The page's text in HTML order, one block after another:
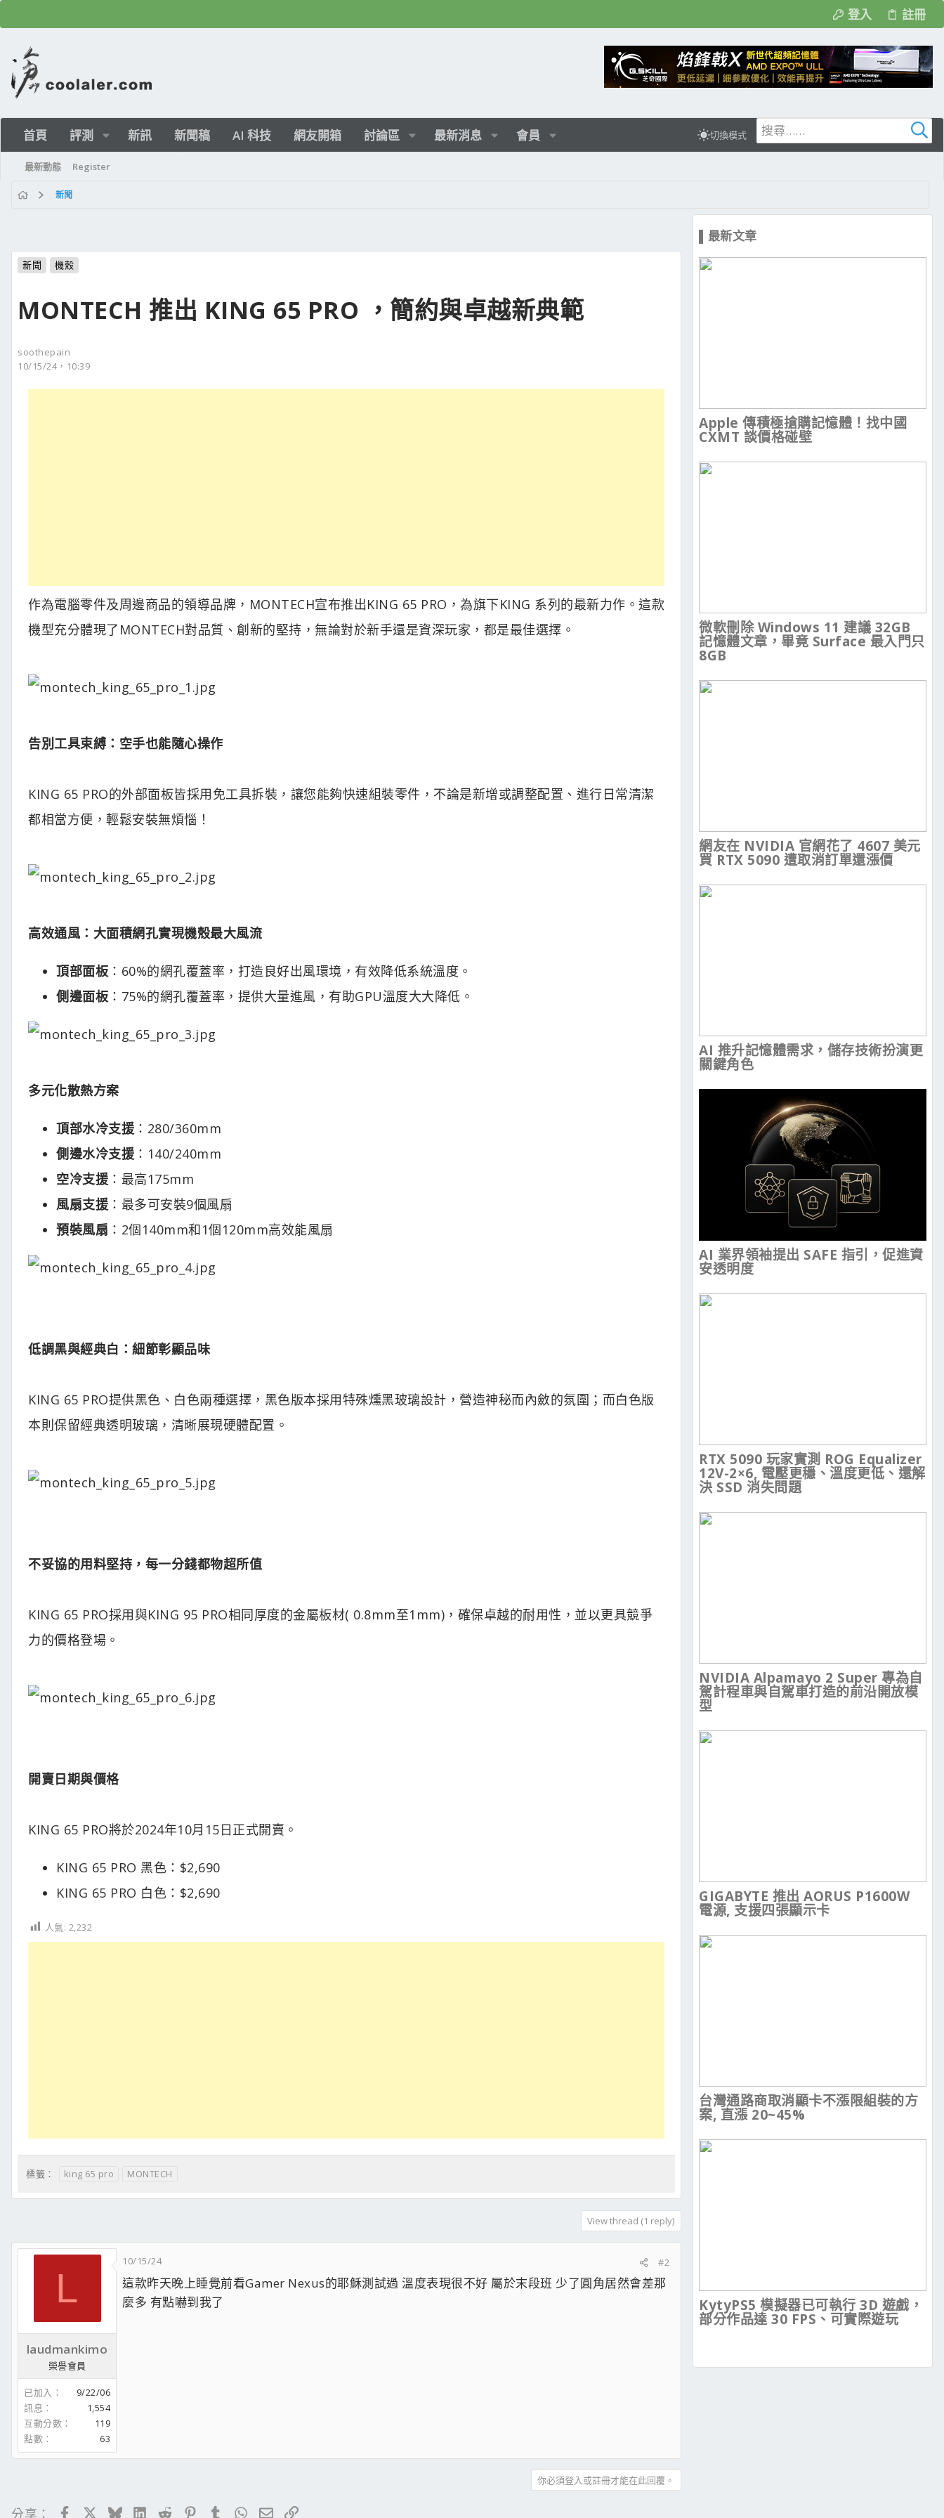
登入 註冊
首頁 評測 新訊 新聞稿 AI 科技 網友開箱 討論區 最新消息 會員 切換模式
最新動態 Register
新聞
新聞 機殼
MONTECH 推出 KING 65 PRO ，簡約與卓越新典範
soothepain
10/15/24，10:39
作為電腦零件及周邊商品的領導品牌，MONTECH宣布推出KING 65 PRO，為旗下KING 系列的最新力作。這款
機型充分體現了MONTECH對品質、創新的堅持，無論對於新手還是資深玩家，都是最佳選擇。
告別工具束縛：空手也能隨心操作
KING 65 PRO的外部面板皆採用免工具拆裝，讓您能夠快速組裝零件，不論是新增或調整配置、進行日常清潔
都相當方便，輕鬆安裝無煩惱！
高效通風：大面積網孔實現機殼最大風流
頂部面板 ：60%的網孔覆蓋率，打造良好出風環境，有效降低系統溫度。
側邊面板 ：75%的網孔覆蓋率，提供大量進風，有助GPU溫度大大降低。
多元化散熱方案
頂部水冷支援 ：280/360mm
側邊水冷支援 ：140/240mm
空冷支援 ：最高175mm
風扇支援 ：最多可安裝9個風扇
預裝風扇 ：2個140mm和1個120mm高效能風扇
低調黑與經典白：細節彰顯品味
KING 65 PRO提供黑色、白色兩種選擇，黑色版本採用特殊燻黑玻璃設計，營造神秘而內斂的氛圍；而白色版
本則保留經典透明玻璃，清晰展現硬體配置。
不妥協的用料堅持，每一分錢都物超所值
KING 65 PRO採用與KING 95 PRO相同厚度的金屬板材( 0.8mm至1mm)，確保卓越的耐用性，並以更具競爭
力的價格登場。
開賣日期與價格
KING 65 PRO將於2024年10月15日正式開賣。
KING 65 PRO 黑色：$2,690
KING 65 PRO 白色：$2,690
人氣: 2,232
標籤： king 65 pro MONTECH
View thread (1 reply)
L
laudmankimo
榮譽會員
已加入
9/22/06
訊息
1,554
互動分數
119
點數
63
10/15/24 #2
這款昨天晚上睡覺前看Gamer Nexus的耶穌測試過 溫度表現很不好 屬於末段班 少了圓角居然會差那
麼多 有點嚇到我了
你必須登入或註冊才能在此回覆。
分享： FacebookBlueskyLinkedIn
RedditPinterestTumblrWhatsApp
電子郵件
連結
▌最新文章
Apple 傳積極搶購記憶體！找中國
CXMT 談價格碰壁
微軟刪除 Windows 11 建議 32GB
記憶體文章，畢竟 Surface 最入門只
8GB
網友在 NVIDIA 官網花了 4607 美元
買 RTX 5090 遭取消訂單還漲價
AI 推升記憶體需求，儲存技術扮演更
關鍵角色
AI 業界領袖提出 SAFE 指引，促進資
安透明度
RTX 5090 玩家實測 ROG Equalizer
12V-2×6, 電壓更穩、溫度更低、還解
決 SSD 消失問題
NVIDIA Alpamayo 2 Super 專為自
駕計程車與自駕車打造的前沿開放模
型
GIGABYTE 推出 AORUS P1600W
電源, 支援四張顯示卡
台灣通路商取消顯卡不漲限組裝的方
案, 直漲 20~45%
KytyPS5 模擬器已可執行 3D 遊戲，
部分作品達 30 FPS、可實際遊玩